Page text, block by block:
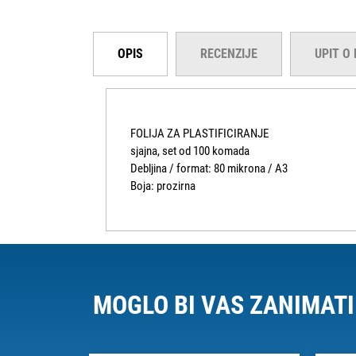
OPIS RECENZIJE UPIT O
FOLIJA ZA PLASTIFICIRANJE
sjajna, set od 100 komada
Debljina / format: 80 mikrona / A3
Boja: prozirna
MOGLO BI VAS ZANIMATI